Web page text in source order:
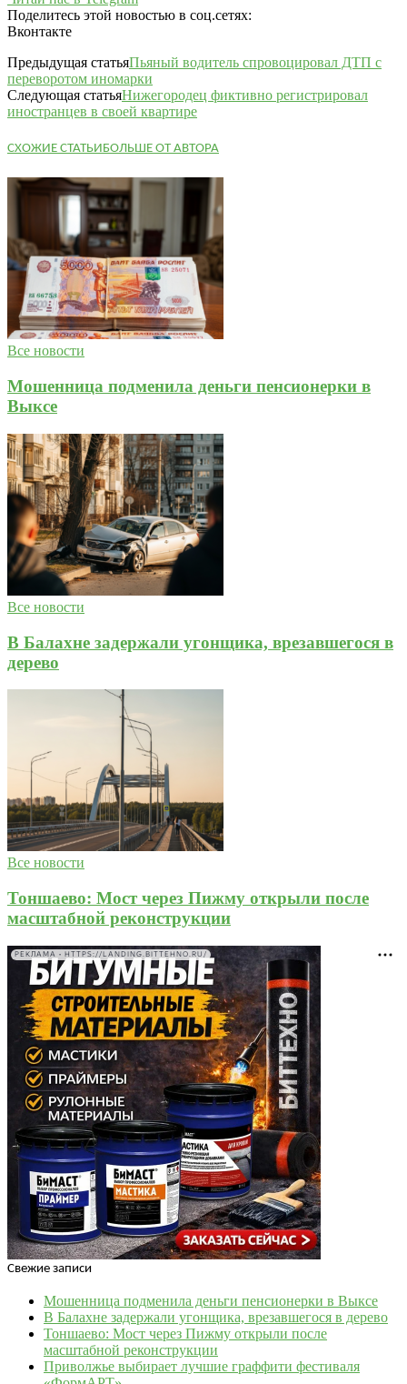
Поделитесь этой новостью в соц.сетях:
Вконтакте
Предыдущая статьяПьяный водитель спровоцировал ДТП с
переворотом иномарки
Следующая статьяНижегородец фиктивно регистрировал
иностранцев в своей квартире
СХОЖИЕ СТАТЬИБОЛЬШЕ ОТ АВТОРА
Все новости
Мошенница подменила деньги пенсионерки в
Выксе
Все новости
В Балахне задержали угонщика, врезавшегося в
дерево
Все новости
Тоншаево: Мост через Пижму открыли после
масштабной реконструкции
РЕКЛАМА • HTTPS://LANDING.BITTEHNO.RU/
Свежие записи
Мошенница подменила деньги пенсионерки в Выксе
В Балахне задержали угонщика, врезавшегося в дерево
Тоншаево: Мост через Пижму открыли после
масштабной реконструкции
Приволжье выбирает лучшие граффити фестиваля